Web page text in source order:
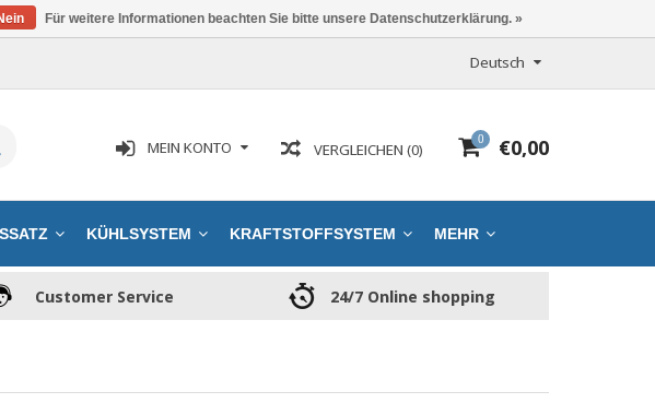
Deutsch
0 €0,00
VERGLEICHEN (0)
MEIN KONTO
KÜHLSYSTEM KRAFTSTOFFSYSTEM MEHR
Customer Service 24/7 Online shopping
Für weitere Informationen beachten Sie bitte unsere Datenschutzerklärung. »